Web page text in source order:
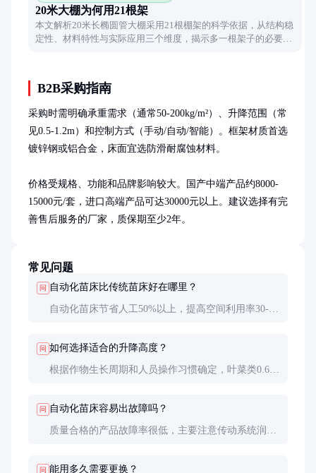
20米大棚为何用21根架
本文解析20米长椭圆管大棚采用21根棚架的科学依据，从结构稳
定性、材料特性与实际应用三个维度，揭示多一根架子的必要
B2B采购指南
采购时需明确承重需求（通常50-200kg/m²）、升降范围（常
见0.5-1.2m）和控制方式（手动/自动/智能）。框架材质首选
镀锌钢或铝合金，床面宜选防滑耐腐蚀材料。
价格受规格、功能和品牌影响较大。国产中端产品约8000-
15000元/套，进口高端产品可达30000元以上。建议选择有完
善售后服务的厂家，质保期至少2年。
常见问题
问 自动化苗床比传统苗床好在哪里？
自动化苗床节省人工50%以上，提高空间利用率30-
问 如何选择适合的升降高度？
根据作物生长周期和人员操作习惯确定，叶菜类0.6-
问 自动化苗床容易出故障吗？
质量合格的产品故障率很低，主要注意传动系统润滑
问 能用多久需要更换？